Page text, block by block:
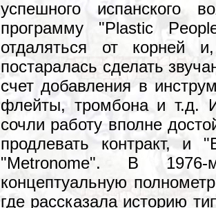
успешного испанского
программу "Plastic
отдаляться от корней
постаралась сделать
счет добавления в
флейты, тромбона и т.д.
сочли работу вполне
продлевать контракт, и
"Metronome". В 1976-
концептуальную
где рассказала историю